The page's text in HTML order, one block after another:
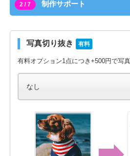
2 / 7 制作サポート
写真切り抜き 有料
有料オプション1点につき+500円で写